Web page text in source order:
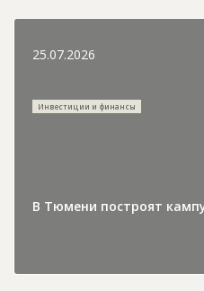
25.07.2026
Инвестиции и финансы
В Тюмени построят